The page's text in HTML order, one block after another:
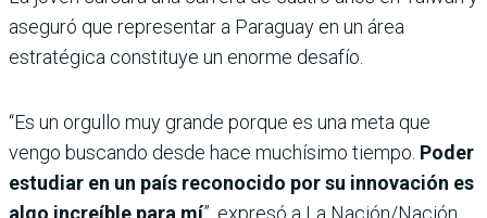
aseguró que representar a Paraguay en un área
estratégica constituye un enorme desafío.
“Es un orgullo muy grande porque es una meta que
vengo buscando desde hace muchísimo tiempo. Poder
estudiar en un país reconocido por su innovación es
algo increíble para mí”, expresó a La Nación/Nación